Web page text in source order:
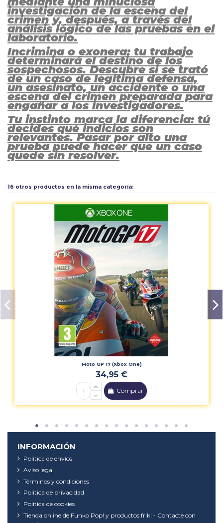
investigación de la escena del
crimen y, después, a través del
análisis lógico de las pruebas en el
laboratorio.
Incrimina o exonera: tu trabajo
determinará el destino de los
sospechosos. Descubre si se trató
de un caso de legítima defensa,
un asesinato, un accidente o una
escena del crimen preparada para
engañar a los investigadores.
Tu instinto marca la diferencia: tú
decides qué indicios son
relevantes. Pasar por alto una
prueba puede hacer que un caso
quede sin resolver.
Tipo Simulación
16 otros productos en la misma categoría:
Moto GP 17 (Xbox One)
34,95 €
Comprar
INFORMACIÓN
Política de envíos
Aviso legal
Términos y condiciones
Política de privacidad
Política de cookies
Tienda online de Funko Pop! y productos friki - Contacte con